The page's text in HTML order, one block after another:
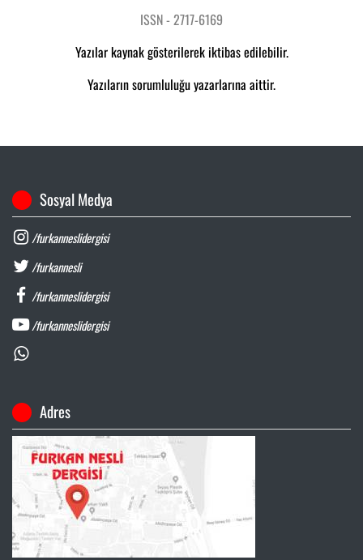
ISSN - 2717-6169
Yazılar kaynak gösterilerek iktibas edilebilir.
Yazıların sorumluluğu yazarlarına aittir.
Sosyal Medya
/furkanneslidergisi
/furkannesli
/furkanneslidergisi
/furkanneslidergisi
Adres